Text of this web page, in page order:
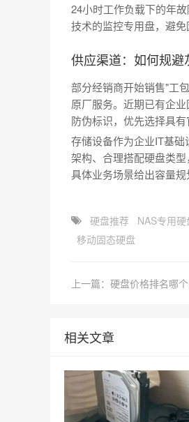
24小时工作负载下的年
技术的监控专用盘，避免
供应渠道：如何规避
部分经销商开始销售"工
原厂服务。近期已有企
防伪标识，优先选择具有
存储设备作为企业IT基
架构、合理搭配硬盘类
具体业务场景给出容量
硬盘推荐 NAS专用硬
移动固态硬盘
相关文章